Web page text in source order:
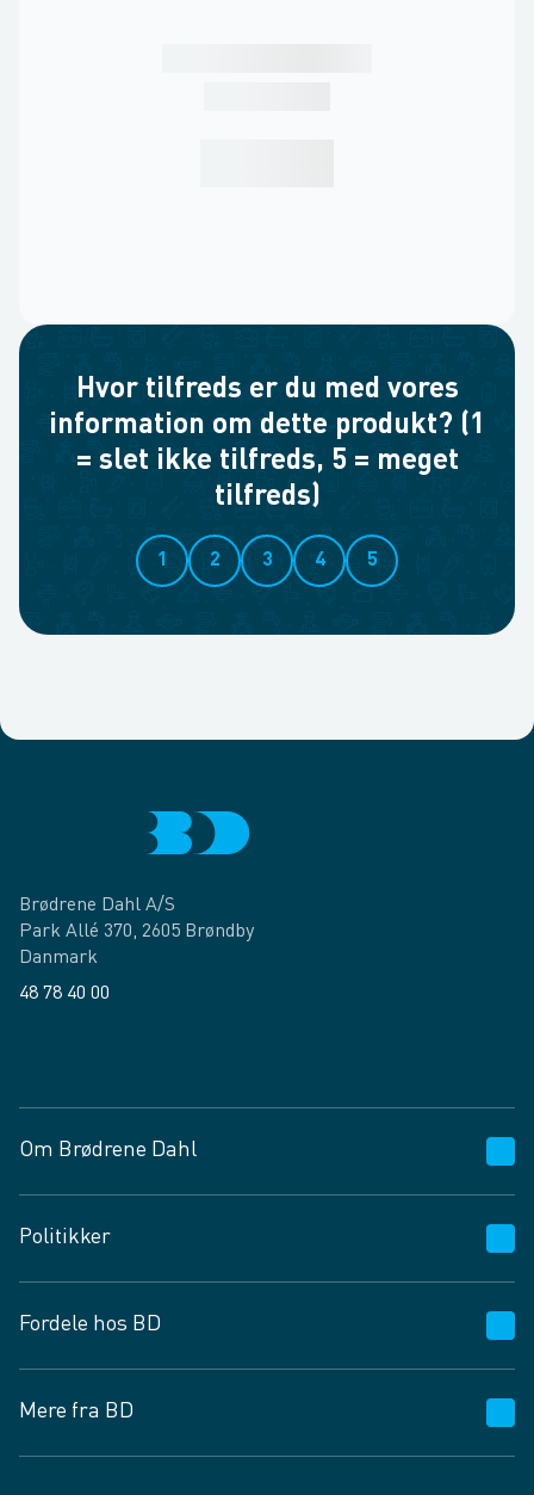
Hvor tilfreds er du med vores
information om dette produkt? (1
= slet ikke tilfreds, 5 = meget
tilfreds)
1 2 3 4 5
Brødrene Dahl A/S
Park Allé 370, 2605 Brøndby
Danmark
48 78 40 00
Om Brødrene Dahl
Vagttelefon 30 10 89 89
Spørgsmål og svar
Job og karriere
Fødevarekontrolrapport
Politikker
Privatlivspolitik
Cookies
Vilkår og betingelser
Fordele hos BD
BD app
BD.dk services
Mere fra BD